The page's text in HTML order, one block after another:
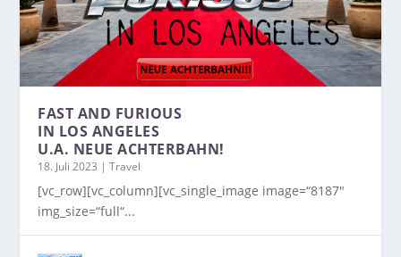
FAST AND FURIOUS
IN LOS ANGELES
U.A. NEUE ACHTERBAHN!
18. Juli 2023 |Travel
[vc_row][vc_column][vc_single_image image=“8187″
img_size=“full“...